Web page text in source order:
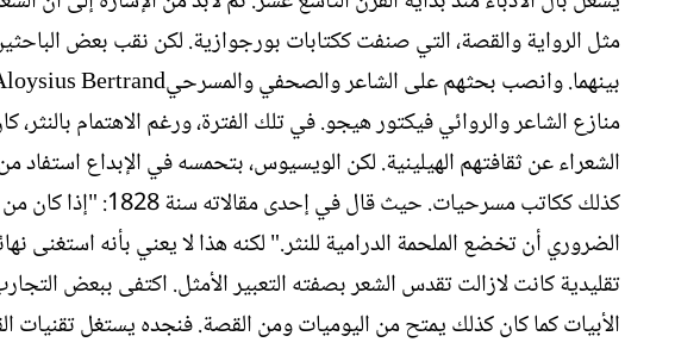
مثل الرواية والقصة، التي صنفت ككتابات بورجوازية. لكن نقب بعض
منازع الشاعر والروائي فيكتور هيجو. في تلك الفترة، ورغم الاهتمام
الشعراء عن ثقافتهم الهيلينية. لكن الويسيوس، بتحمسه في الإبداع
كذلك ككاتب مسرحيات.
الضروري أن تخضع الملحمة الدرامية للنثر." لكنه هذا لا يعني بأنه
تقليدية كانت لازالت تقدس الشعر بصفته التعبير الأمثل. اكتفى ببعض
الأبيات كما كان كذلك يمتح من اليوميات ومن القصة. فنجده يستغل